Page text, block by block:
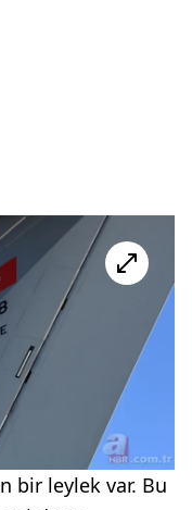
bir leylek var. Bu